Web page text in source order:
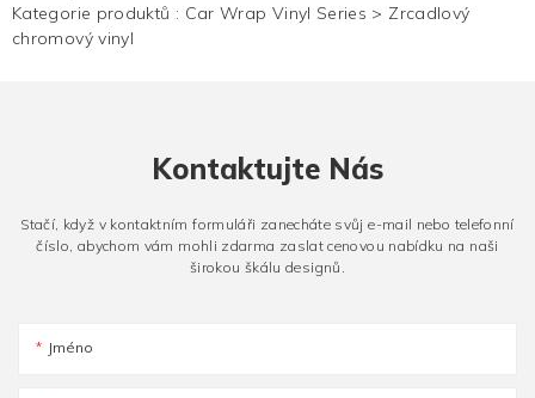
Kategorie produktů : Car Wrap Vinyl Series > Zrcadlový
chromový vinyl
Kontaktujte Nás
Stačí, když v kontaktním formuláři zanecháte svůj e-mail nebo telefonní
číslo, abychom vám mohli zdarma zaslat cenovou nabídku na naši
širokou škálu designů.
Jméno